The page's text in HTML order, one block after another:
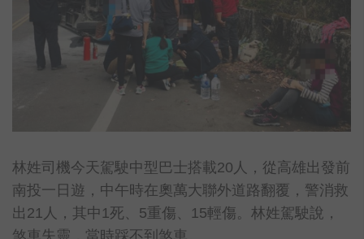
林姓司機今天駕駛中型巴士搭載20人，從高雄出發前
南投一日遊，中午時在奧萬大聯外道路翻覆，警消救
出21人，其中1死、5重傷、15輕傷。林姓駕駛說，